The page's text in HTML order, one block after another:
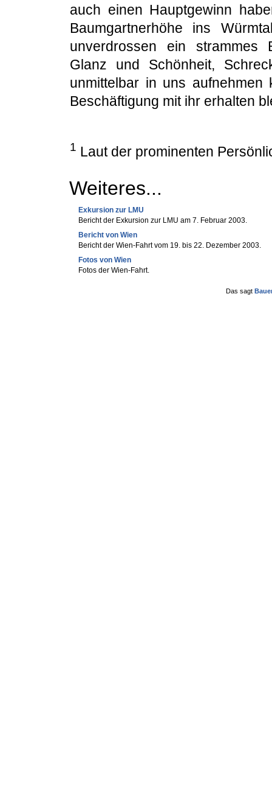
auch einen Hauptgewinn
Baumgartnerhöhe ins
unverdrossen ein strammes
Glanz und Schönheit,
unmittelbar in uns
Beschäftigung mit ihr erhalten
1 Laut der prominenten
Weiteres...
Exkursion zur LMU
Bericht der Exkursion zur LMU am 7. Februar 2003.
Bericht von Wien
Bericht der Wien-Fahrt vom 19. bis 22. Dezember 2003.
Fotos von Wien
Fotos der Wien-Fahrt.
Das sagt